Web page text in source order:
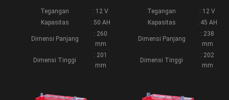
Tegangan
: 12 V
Kapasitas
: 50 AH
Dimensi Panjang
: 260
mm
Dimensi Tinggi
: 201
mm
Tegangan
: 12 V
Kapasitas
: 45 AH
Dimensi Panjang
: 238
mm
Dimensi Tinggi
: 202
mm